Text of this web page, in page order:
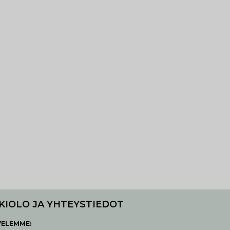
JA YHTEYSTIEDOT